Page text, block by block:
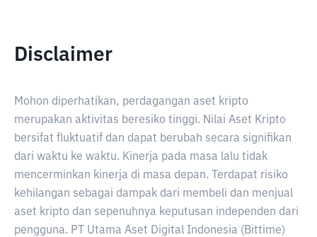
Disclaimer
Mohon diperhatikan, perdagangan aset kripto
merupakan aktivitas beresiko tinggi. Nilai Aset Kripto
bersifat fluktuatif dan dapat berubah secara signifikan
dari waktu ke waktu. Kinerja pada masa lalu tidak
mencerminkan kinerja di masa depan. Terdapat risiko
kehilangan sebagai dampak dari membeli dan menjual
aset kripto dan sepenuhnya keputusan independen dari
pengguna. PT Utama Aset Digital Indonesia (Bittime)